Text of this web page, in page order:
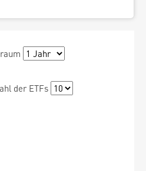
der ETFs